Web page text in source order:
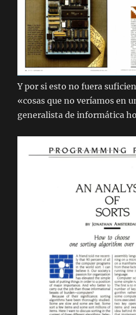
Y por si esto no fuera
«cosas que no veríamos en
generalista de informática